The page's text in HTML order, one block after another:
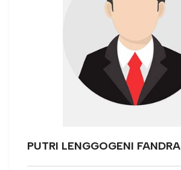
PUTRI LENGGOGENI FANDRA